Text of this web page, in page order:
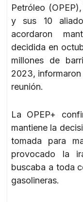
Petróleo
y sus 10
acordaron
decidida en
millones de
2023,
reunión.
La OPEP+
mantiene la
tomada para
provocado la
buscaba a toda
gasolineras.